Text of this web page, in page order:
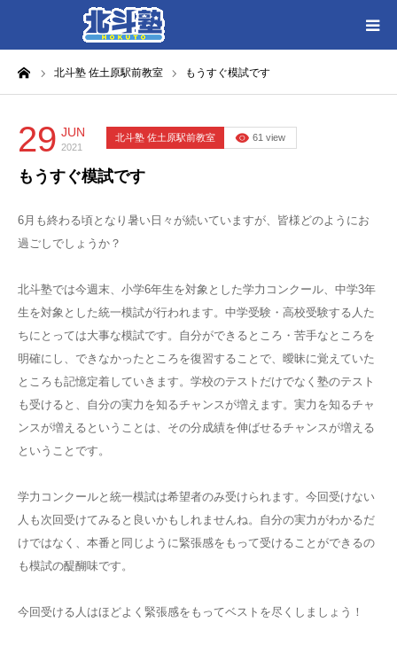
北斗塾 佐土原駅前教室 もうすぐ模試です
29 JUN
2021
北斗塾 佐土原駅前教室 61 view
もうすぐ模試です
6月も終わる頃となり暑い日々が続いていますが、皆様どのようにお
過ごしでしょうか？
北斗塾では今週末、小学6年生を対象とした学力コンクール、中学3年
生を対象とした統一模試が行われます。中学受験・高校受験する人た
ちにとっては大事な模試です。自分ができるところ・苦手なところを
明確にし、できなかったところを復習することで、曖昧に覚えていた
ところも記憶定着していきます。学校のテストだけでなく塾のテスト
も受けると、自分の実力を知るチャンスが増えます。実力を知るチャ
ンスが増えるということは、その分成績を伸ばせるチャンスが増える
ということです。
学力コンクールと統一模試は希望者のみ受けられます。今回受けない
人も次回受けてみると良いかもしれませんね。自分の実力がわかるだ
けではなく、本番と同じように緊張感をもって受けることができるの
も模試の醍醐味です。
今回受ける人はほどよく緊張感をもってベストを尽くしましょう！
HOME
各教室別に記事を見る
北斗塾／教室一覧
お問い合わせ